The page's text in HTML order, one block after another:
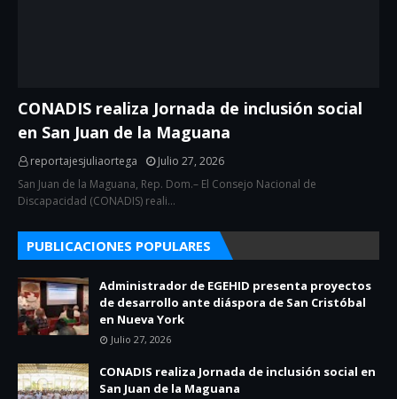
CONADIS realiza Jornada de inclusión social
en San Juan de la Maguana
reportajesjuliaortega
Julio 27, 2026
San Juan de la Maguana, Rep. Dom.– El Consejo Nacional de
Discapacidad (CONADIS) reali…
PUBLICACIONES POPULARES
Administrador de EGEHID presenta proyectos
de desarrollo ante diáspora de San Cristóbal
en Nueva York
Julio 27, 2026
CONADIS realiza Jornada de inclusión social en
San Juan de la Maguana